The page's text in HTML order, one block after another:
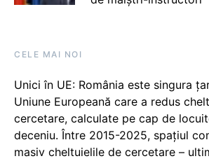
CELE MAI NOI
Unici în UE: România este singura
Uniune Europeană care a redus
cercetare, calculate pe cap de
deceniu. Între 2015-2025, spațiul
masiv cheltuielile de cercetare –